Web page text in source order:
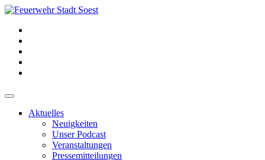
Aktuelles
Neuigkeiten
Unser Podcast
Veranstaltungen
Pressemitteilungen